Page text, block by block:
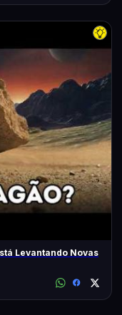
Levantando Novas